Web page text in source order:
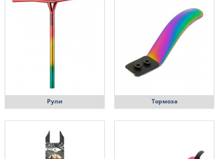
Рули Тормоза